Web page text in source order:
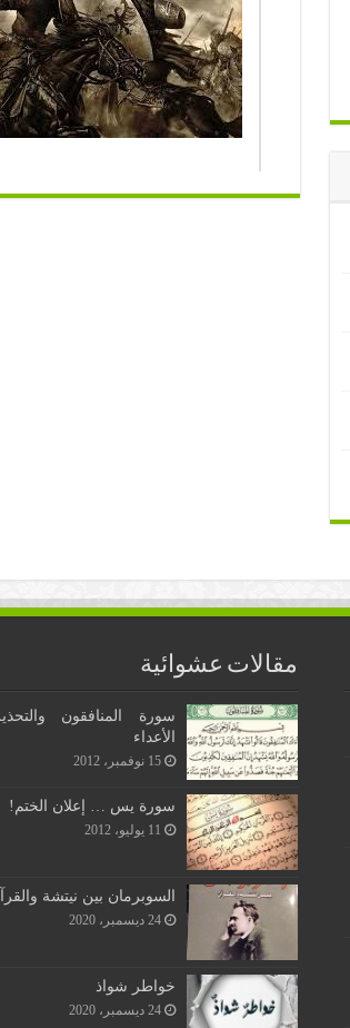
مقالات عشوائية
سورة المنافقون
الأعداء
15 نوفمبر، 2012
سورة يس … إعلان الختم!
11 يوليو، 2012
السوبرمان بين نيتشة
24 ديسمبر، 2020
خواطر شواذ
24 ديسمبر، 2020